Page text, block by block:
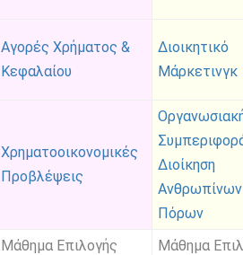
Αγορές Χρήματος &
Κεφαλαίου
Διοικητικό
Μάρκετινγκ
Χρηματοοικονομικές
Προβλέψεις
Διοίκηση
Ανθρωπίνων
Πόρων
Μάθημα Επιλογής
Μάθημα